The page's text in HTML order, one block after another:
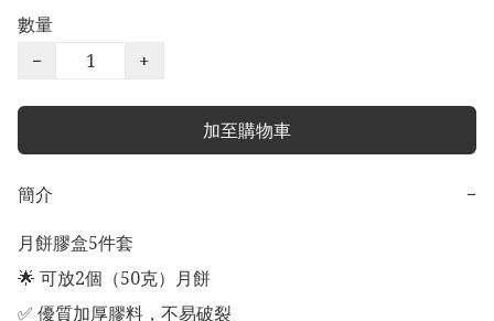
數量
−
+
加至購物車
簡介
−
月餅膠盒5件套
🌟 可放2個（50克）月餅